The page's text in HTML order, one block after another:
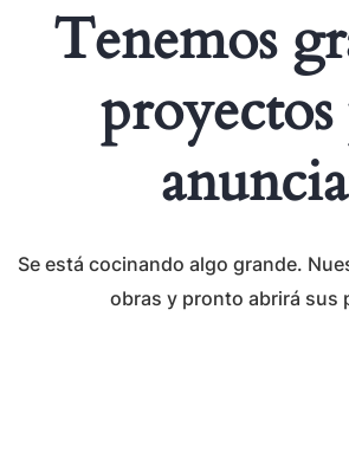
Tenemos
Se está cocinando algo grande.
obras y pronto abrirá sus